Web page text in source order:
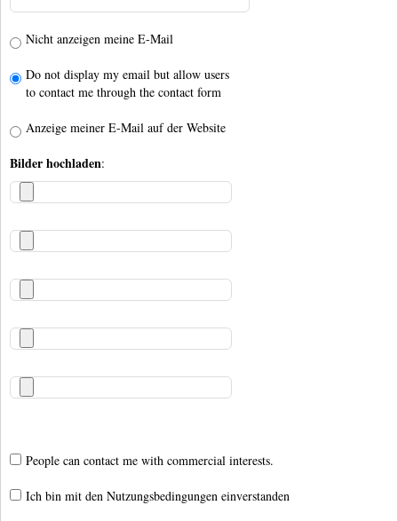
Nicht anzeigen meine E-Mail
Do not display my email but allow users
to contact me through the contact form
Anzeige meiner E-Mail auf der Website
Bilder hochladen:
People can contact me with commercial interests.
Ich bin mit den Nutzungsbedingungen einverstanden